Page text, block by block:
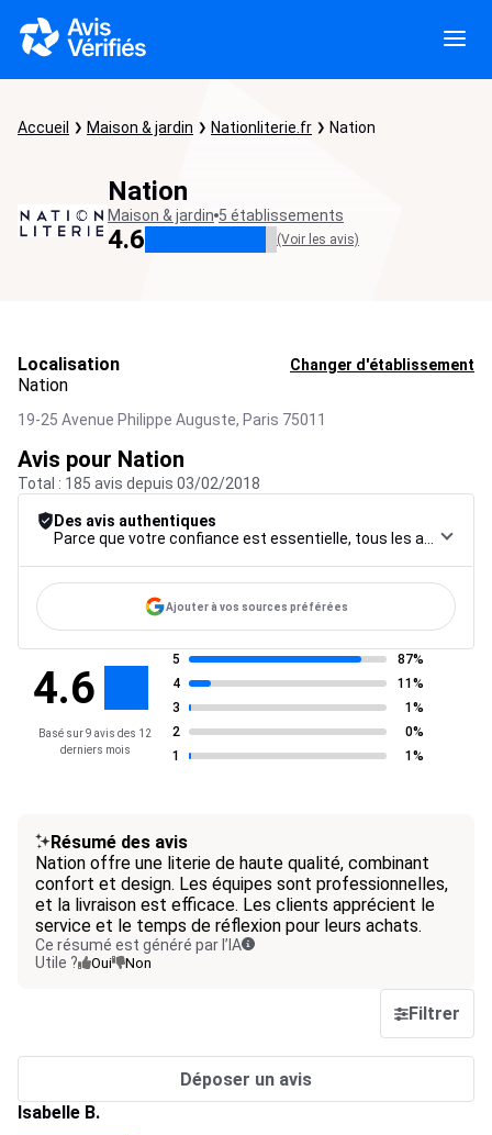
Accueil Maison & jardin Nationliterie.fr Nation
Nation
Maison & jardin 5 établissements
4.6 (Voir les avis)
Localisation Changer d'établissement
Nation
19-25 Avenue Philippe Auguste, Paris 75011
Avis pour Nation
Total : 185 avis depuis 03/02/2018
Des avis authentiques
Ajouter à vos sources préférées
4.6
Basé sur 9 avis des 12
derniers mois
5
87%
4
11%
3
1%
2
0%
1
1%
Résumé des avis
Nation offre une literie de haute qualité, combinant
confort et design. Les équipes sont professionnelles,
et la livraison est efficace. Les clients apprécient le
service et le temps de réflexion pour leurs achats.
Ce résumé est généré par l’IA
Utile ?
Oui Non
Filtrer
Déposer un avis
Isabelle B.